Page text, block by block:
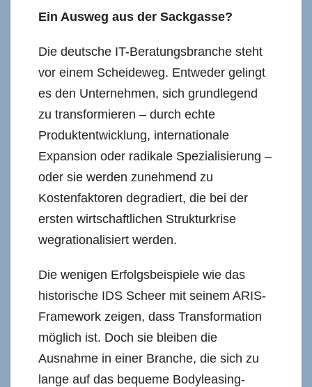
Ein Ausweg aus der Sackgasse?
Die deutsche IT-Beratungsbranche steht
vor einem Scheideweg. Entweder gelingt
es den Unternehmen, sich grundlegend
zu transformieren – durch echte
Produktentwicklung, internationale
Expansion oder radikale Spezialisierung –
oder sie werden zunehmend zu
Kostenfaktoren degradiert, die bei der
ersten wirtschaftlichen Strukturkrise
wegrationalisiert werden.
Die wenigen Erfolgsbeispiele wie das
historische IDS Scheer mit seinem ARIS-
Framework zeigen, dass Transformation
möglich ist. Doch sie bleiben die
Ausnahme in einer Branche, die sich zu
lange auf das bequeme Bodyleasing-